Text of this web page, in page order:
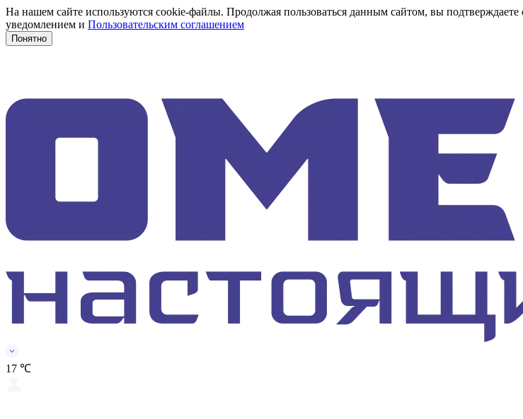
На нашем сайте используются cookie-файлы. Продолжая пользоваться данным сайтом, вы подтверждаете
уведомлением и Пользовательским соглашением
Понятно
17 ℃